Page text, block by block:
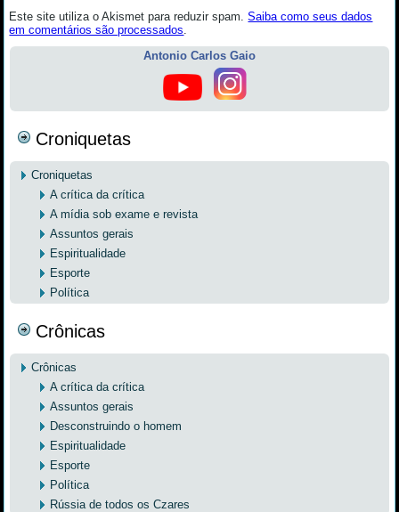
Este site utiliza o Akismet para reduzir spam.Saiba como seus dados
em comentários são processados
Antonio Carlos Gaio
Croniquetas
Croniquetas
A crítica da crítica
A mídia sob exame e revista
Assuntos gerais
Espiritualidade
Esporte
Política
Crônicas
Crônicas
A crítica da crítica
Assuntos gerais
Desconstruindo o homem
Espiritualidade
Esporte
Política
Rússia de todos os Czares